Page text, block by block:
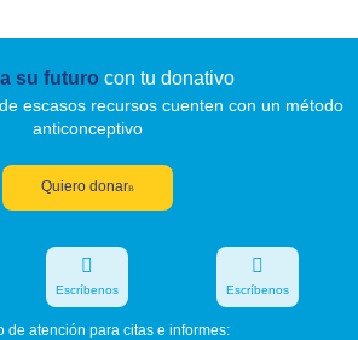
su futuro con tu donativo
escasos recursos cuenten con un método
anticonceptivo
Quiero donar
de atención para citas e informes:
Escríbenos Escríbenos